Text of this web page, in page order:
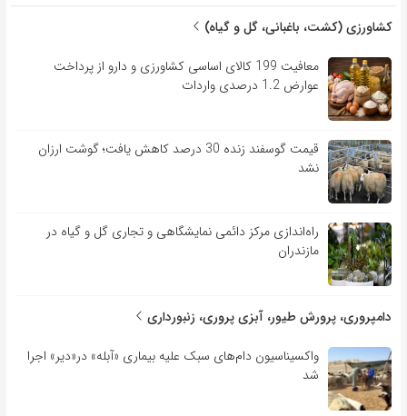
کشاورزی (کشت، باغبانی، گل و گیاه)
معافیت 199 کالای اساسی کشاورزی و دارو از پرداخت
عوارض 1.2 درصدی واردات
قیمت گوسفند زنده 30 درصد کاهش یافت؛ گوشت ارزان
نشد
راه‌اندازی مرکز دائمی نمایشگاهی و تجاری گل و گیاه در
مازندران
دامپروری، پرورش طیور، آبزی پروری، زنبورداری
واکسیناسیون دام‌های سبک علیه بیماری «آبله» در«دیر» اجرا
شد